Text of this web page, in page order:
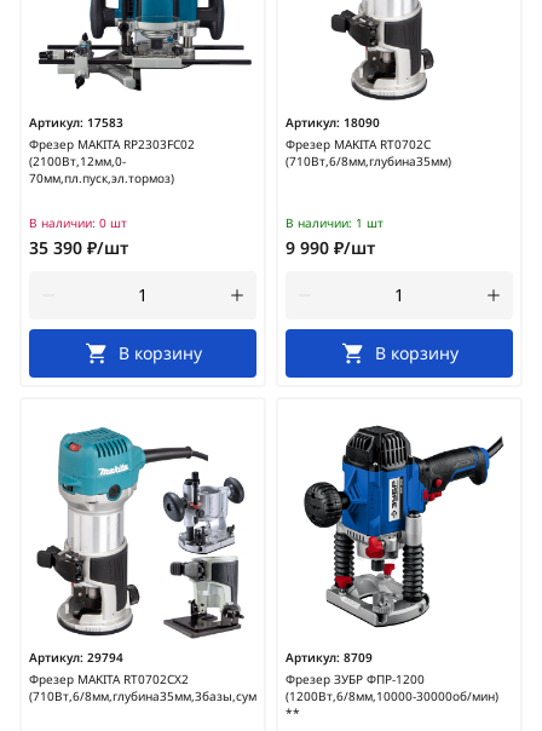
Артикул: 17583
Фрезер MAKITA RP2303FC02
(2100Вт,12мм,0-
70мм,пл.пуск,эл.тормоз)
В наличии: 0 шт
35 390 ₽/шт
В корзину
Артикул: 18090
Фрезер MAKITA RT0702C
(710Вт,6/8мм,глубина35мм)
В наличии: 1 шт
9 990 ₽/шт
В корзину
Артикул: 29794
Фрезер MAKITA RT0702CX2
(710Вт,6/8мм,глубина35мм,3базы,сумка)
Артикул: 8709
Фрезер ЗУБР ФПР-1200
(1200Вт,6/8мм,10000-30000об/мин)
**